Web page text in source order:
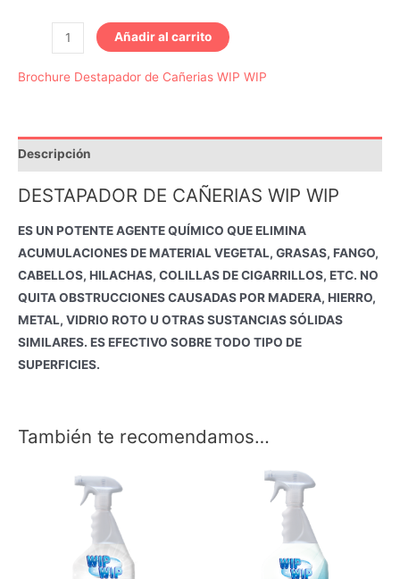
Destapador
Cañerias
WIP
cantidad
Añadir al carrito
Brochure Destapador de Cañerias WIP WIP
Descripción
DESTAPADOR DE CAÑERIAS WIP WIP
ES UN POTENTE AGENTE QUÍMICO QUE ELIMINA
ACUMULACIONES DE MATERIAL VEGETAL, GRASAS, FANGO,
CABELLOS, HILACHAS, COLILLAS DE CIGARRILLOS, ETC. NO
QUITA OBSTRUCCIONES CAUSADAS POR MADERA, HIERRO,
METAL, VIDRIO ROTO U OTRAS SUSTANCIAS SÓLIDAS
SIMILARES. ES EFECTIVO SOBRE TODO TIPO DE
SUPERFICIES.
También te recomendamos…